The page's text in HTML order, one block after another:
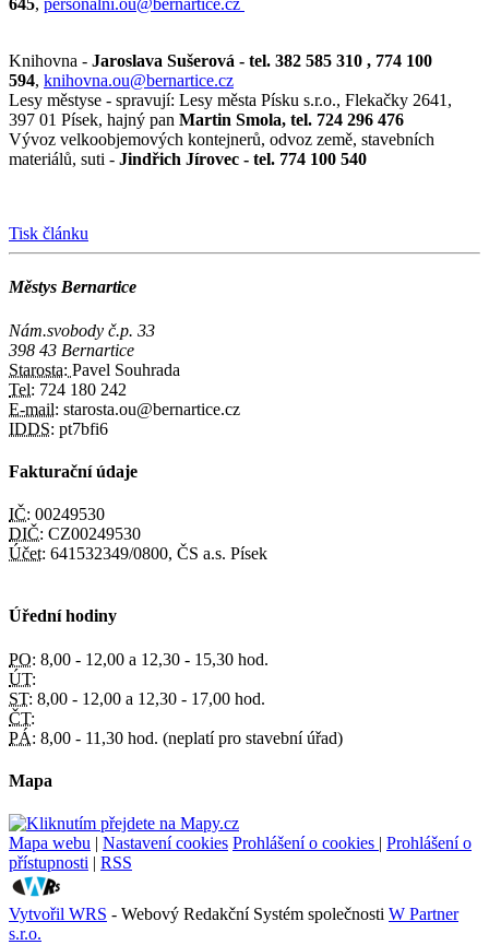
645, personalni.ou@bernartice.cz
Knihovna - Jaroslava Sušerová - tel. 382 585 310 , 774 100
594, knihovna.ou@bernartice.cz
Lesy městyse - spravují: Lesy města Písku s.r.o., Flekačky 2641,
397 01 Písek, hajný pan Martin Smola, tel. 724 296 476
Vývoz velkoobjemových kontejnerů, odvoz země, stavebních
materiálů, suti - Jindřich Jírovec - tel. 774 100 540
Tisk článku
Městys Bernartice
Nám.svobody č.p. 33
398 43 Bernartice
Starosta: Pavel Souhrada
Tel: 724 180 242
E-mail: starosta.ou@bernartice.cz
IDDS: pt7bfi6
Fakturační údaje
IČ: 00249530
DIČ: CZ00249530
Účet: 641532349/0800, ČS a.s. Písek
Úřední hodiny
PO: 8,00 - 12,00 a 12,30 - 15,30 hod.
ÚT:
ST: 8,00 - 12,00 a 12,30 - 17,00 hod.
ČT:
PÁ: 8,00 - 11,30 hod. (neplatí pro stavební úřad)
Mapa
Mapa webu | Nastavení cookies Prohlášení o cookies | Prohlášení o
přístupnosti | RSS
Vytvořil WRS - Webový Redakční Systém společnosti W Partner
s.r.o.